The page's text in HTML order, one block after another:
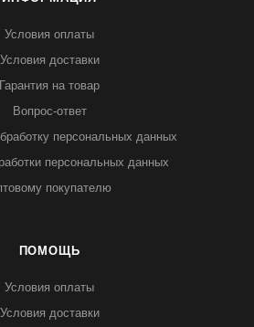
Условия оплаты
Условия доставки
Гарантия на товар
Вопрос-ответ
персональных данных
персональных данных
покупателю
ПОМОЩЬ
Условия оплаты
Условия доставки